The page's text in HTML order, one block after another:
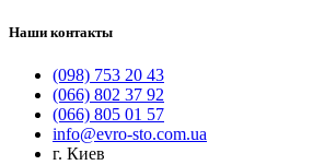
Наши контакты
(098) 753 20 43
(066) 802 37 92
(066) 805 01 57
info@evro-sto.com.ua
г. Киев